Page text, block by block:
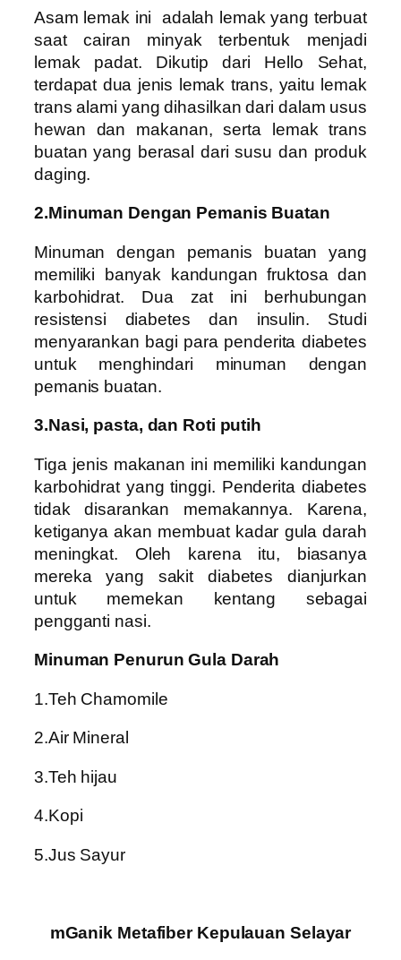
Asam lemak ini adalah lemak yang terbuat
saat cairan minyak terbentuk menjadi
lemak padat. Dikutip dari Hello Sehat,
terdapat dua jenis lemak trans, yaitu lemak
trans alami yang dihasilkan dari dalam usus
hewan dan makanan, serta lemak trans
buatan yang berasal dari susu dan produk
daging.
2.Minuman Dengan Pemanis Buatan
Minuman dengan pemanis buatan yang
memiliki banyak kandungan fruktosa dan
karbohidrat. Dua zat ini berhubungan
resistensi diabetes dan insulin. Studi
menyarankan bagi para penderita diabetes
untuk menghindari minuman dengan
pemanis buatan.
3.Nasi, pasta, dan Roti putih
Tiga jenis makanan ini memiliki kandungan
karbohidrat yang tinggi. Penderita diabetes
tidak disarankan memakannya. Karena,
ketiganya akan membuat kadar gula darah
meningkat. Oleh karena itu, biasanya
mereka yang sakit diabetes dianjurkan
untuk memekan kentang sebagai
pengganti nasi.
Minuman Penurun Gula Darah
1.Teh Chamomile
2.Air Mineral
3.Teh hijau
4.Kopi
5.Jus Sayur
mGanik Metafiber Kepulauan Selayar